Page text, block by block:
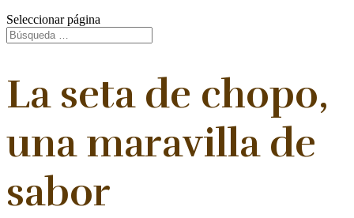
Seleccionar página
La seta de chopo,
una maravilla de
sabor